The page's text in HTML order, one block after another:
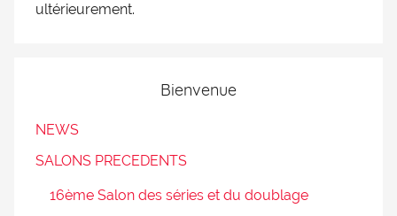
ultérieurement.
Bienvenue
NEWS
SALONS PRECEDENTS
16ème Salon des séries et du doublage